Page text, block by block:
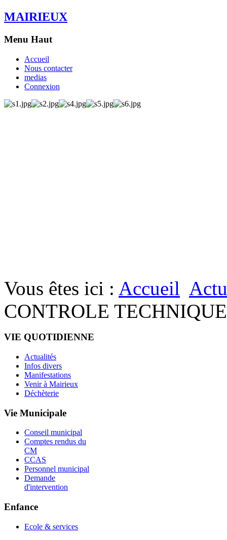
MAIRIEUX
Menu Haut
Accueil
Nous contacter
medias
Connexion
Vous êtes ici : Accueil
CONTROLE
VIE QUOTIDIENNE
Actualités
Infos divers
Manifestations
Venir à Mairieux
Déchèterie
Vie Municipale
Conseil municipal
Comptes rendus du
CM
CCAS
Personnel municipal
Demande
d'intervention
Enfance
Ecole & services